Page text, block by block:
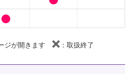
ジが開きます ：取扱終了